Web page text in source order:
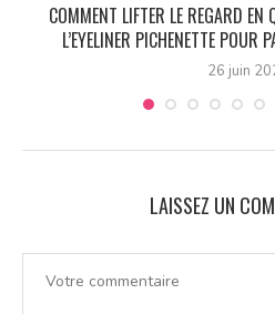
COMMENT LIFTER LE REGARD EN
L’EYELINER PICHENETTE POUR
26 juin
LAISSEZ UN